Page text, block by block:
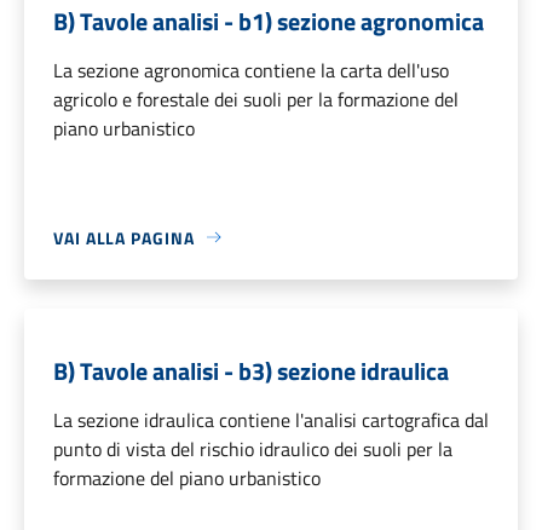
B) Tavole analisi - b1) sezione agronomica
La sezione agronomica contiene la carta dell'uso
agricolo e forestale dei suoli per la formazione del
piano urbanistico
VAI ALLA PAGINA
B) Tavole analisi - b3) sezione idraulica
La sezione idraulica contiene l'analisi cartografica dal
punto di vista del rischio idraulico dei suoli per la
formazione del piano urbanistico